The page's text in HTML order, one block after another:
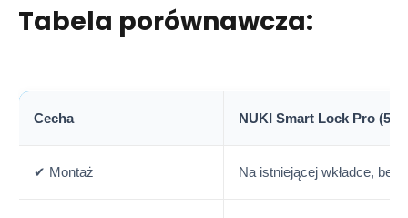
Tabela porównawcza:
Cecha NUKI Smart Lock Pro (5.
✔ Montaż Na istniejącej wkładce, bez